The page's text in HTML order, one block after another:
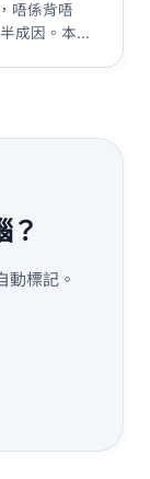
唔係背唔
成因。本篇
？
動標記。